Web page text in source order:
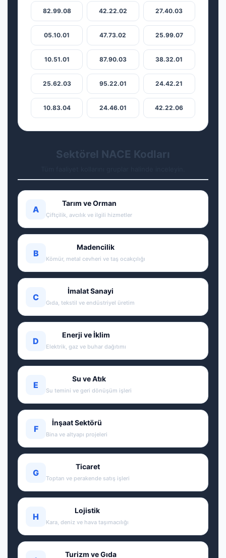
82.99.08 42.22.02 27.40.03
05.10.01 47.73.02 25.99.07
10.51.01 87.90.03 38.32.01
25.62.03 95.22.01 24.42.21
10.83.04 24.46.01 42.22.06
Sektörel NACE Kodları
A
Tarım ve Orman
Çiftçilik, avcılık ve ilgili hizmetler
B
Madencilik
Kömür, metal cevheri ve taş ocakçılığı
C
İmalat Sanayi
Gıda, tekstil ve endüstriyel üretim
D
Enerji ve İklim
Elektrik, gaz ve buhar dağıtımı
E
Su ve Atık
Su temini ve geri dönüşüm işleri
F
İnşaat Sektörü
Bina ve altyapı projeleri
G
Ticaret
Toptan ve perakende satış işleri
H
Lojistik
Kara, deniz ve hava taşımacılığı
Turizm ve Gıda